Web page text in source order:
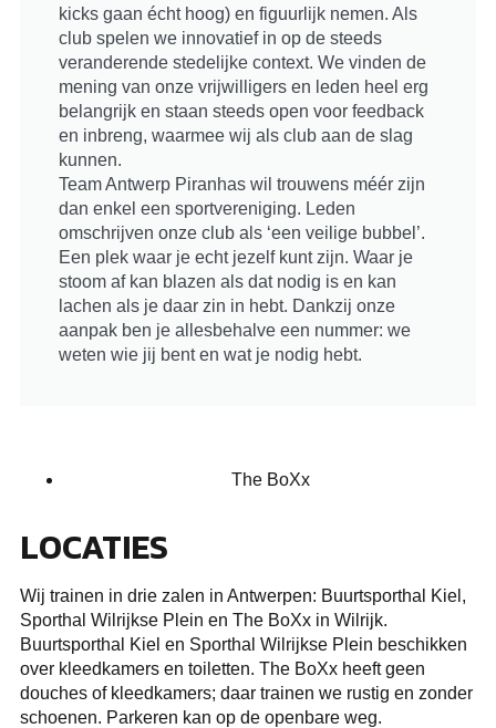
The BoXx
LOCATIES
Wij trainen in drie zalen in Antwerpen: Buurtsporthal Kiel,
Sporthal Wilrijkse Plein en The BoXx in Wilrijk.
Buurtsporthal Kiel en Sporthal Wilrijkse Plein beschikken
over kleedkamers en toiletten. The BoXx heeft geen
douches of kleedkamers; daar trainen we rustig en zonder
schoenen. Parkeren kan op de openbare weg.
kicks gaan écht hoog) en figuurlijk nemen. Als
club spelen we innovatief in op de steeds
veranderende stedelijke context. We vinden de
mening van onze vrijwilligers en leden heel erg
belangrijk en staan steeds open voor feedback
en inbreng, waarmee wij als club aan de slag
kunnen.
Team Antwerp Piranhas wil trouwens méér zijn
dan enkel een sportvereniging. Leden
omschrijven onze club als ‘een veilige bubbel’.
Een plek waar je echt jezelf kunt zijn. Waar je
stoom af kan blazen als dat nodig is en kan
lachen als je daar zin in hebt. Dankzij onze
aanpak ben je allesbehalve een nummer: we
weten wie jij bent en wat je nodig hebt.